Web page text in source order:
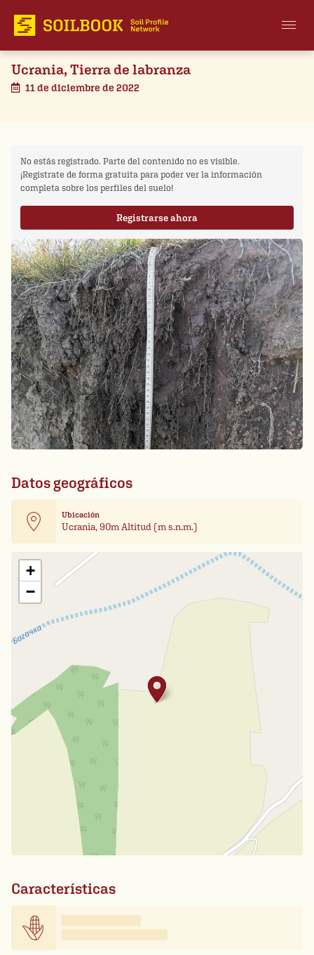
Ucrania, Tierra de labranza
11 de diciembre de 2022
No estás registrado. Parte del contenido no es visible.
¡Regístrate de forma gratuita para poder ver la información
completa sobre los perfiles del suelo!
Registrarse ahora
Datos geográficos
Ubicación
Ucrania, 90m Altitud (m s.n.m.)
+
−
Características